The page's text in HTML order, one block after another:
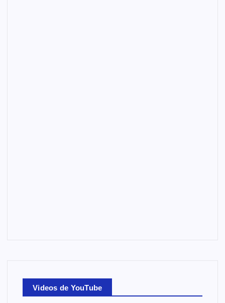
Videos de YouTube